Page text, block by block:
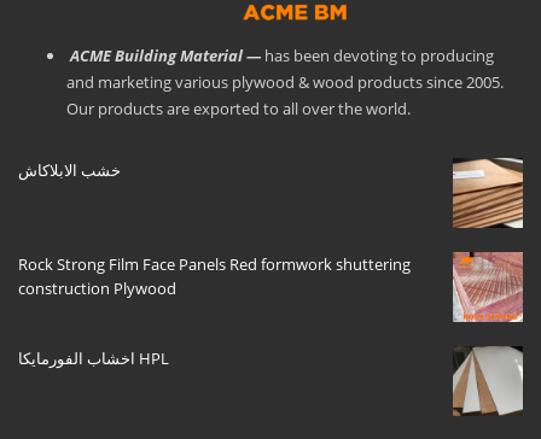
ACME Building Material — has been devoting to producing
and marketing various plywood & wood products since 2005.
Our products are exported to all over the world.
خشب الابلاكاش
Rock Strong Film Face Panels Red formwork shuttering
construction Plywood
اخشاب الفورمايكا HPL